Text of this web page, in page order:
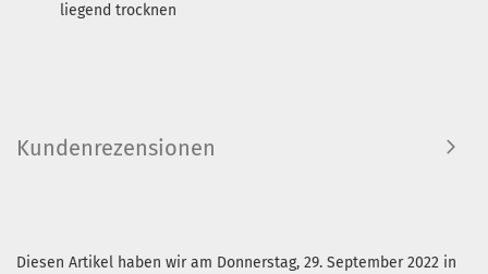
liegend trocknen
Kundenrezensionen
Diesen Artikel haben wir am Donnerstag, 29. September 2022 in